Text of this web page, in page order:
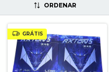
ORDENAR
GRÁTIS